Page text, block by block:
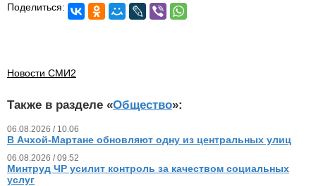
Поделиться:
Новости СМИ2
Также в разделе «Общество»:
06.08.2026 / 10.06
В Ачхой-Мартане обновляют одну из центральных улиц
06.08.2026 / 09.52
Минтруд ЧР усилит контроль за качеством социальных
услуг